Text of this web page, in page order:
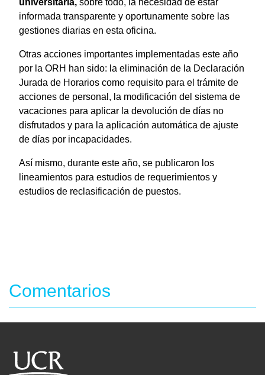
informada transparente y oportunamente sobre las
gestiones diarias en esta oficina.
Otras acciones importantes implementadas este año
por la ORH han sido: la eliminación de la Declaración
Jurada de Horarios como requisito para el trámite de
acciones de personal, la modificación del sistema de
vacaciones para aplicar la devolución de días no
disfrutados y para la aplicación automática de ajuste
de días por incapacidades.
Así mismo, durante este año, se publicaron los
lineamientos para estudios de requerimientos y
estudios de reclasificación de puestos.
Comentarios